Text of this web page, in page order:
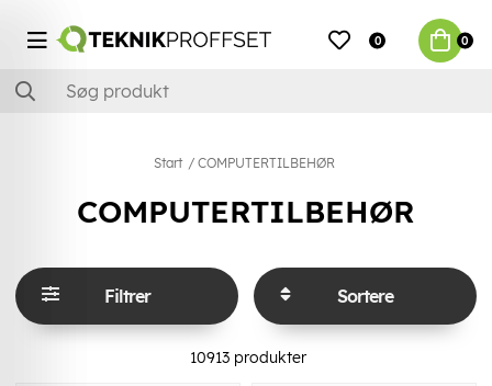
0 0
Start COMPUTERTILBEHØR
COMPUTERTILBEHØR
Filtrer Sortere
10913 produkter